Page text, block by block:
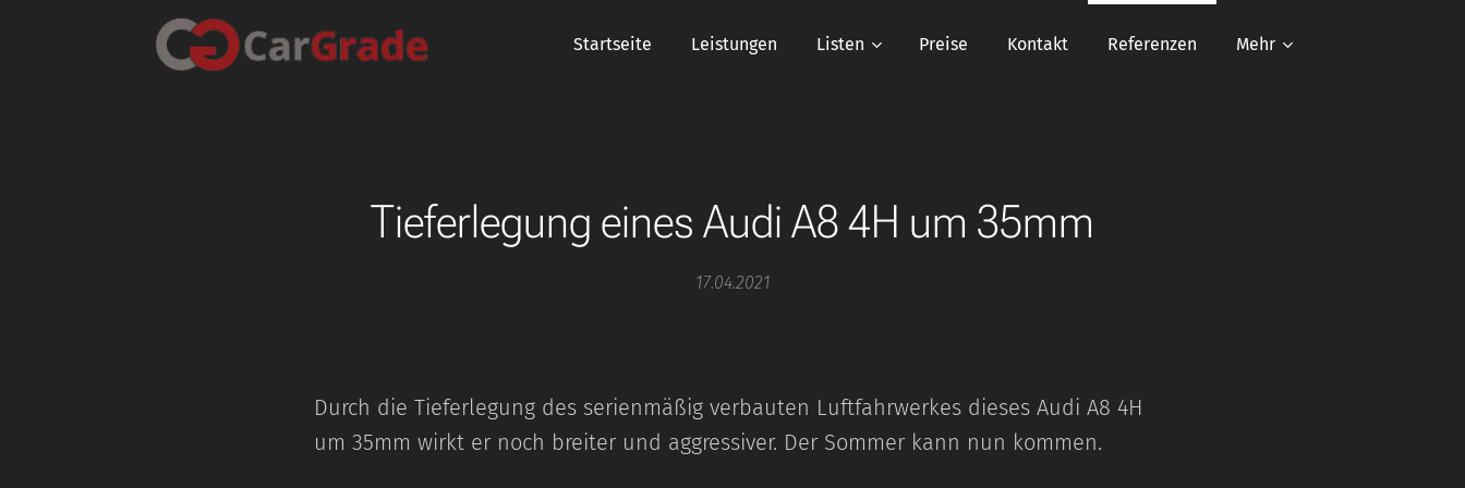
Startseite Leistungen Listen Preise Kontakt Referenzen Mehr
Tieferlegung eines Audi A8 4H um 35mm
17.04.2021
Durch die Tieferlegung des serienmäßig verbauten Luftfahrwerkes dieses Audi A8 4H
um 35mm wirkt er noch breiter und aggressiver. Der Sommer kann nun kommen.